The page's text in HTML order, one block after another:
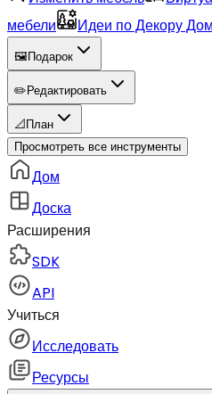
мебели
Идеи по Декору
🖼️ Подарок
✏️ Редактировать
📐 План
Просмотреть все инструменты
Дом
Доска
Расширения
SDK
API
Учиться
Исследовать
Ресурсы